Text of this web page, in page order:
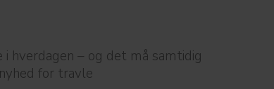
hverdagen – og det må samtidig
for travle